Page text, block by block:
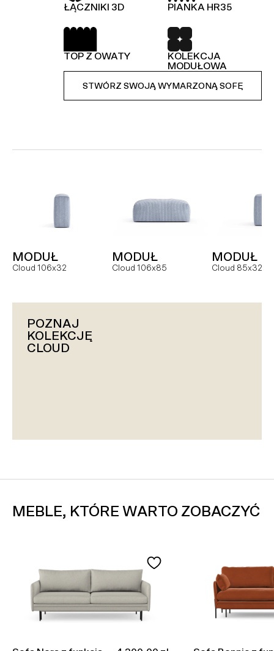
ŁĄCZNIKI 3D PIANKA HR35
TOP Z OWATY
KOLEKCJA
MODUŁOWA
STWÓRZ SWOJĄ WYMARZONĄ SOFĘ
MODUŁ
Cloud 106x32
MODUŁ
Cloud 106x85
MODUŁ
Cloud 85x32
POZNAJ
KOLEKCJĘ
CLOUD
52 TKANINY DO
WYBORU
STWÓRZ SWOJĄ WYMARZONĄ SOFĘ
PIANKA HR35 SPRĘŻYNY FALISTE
KOLEKCJA
MODUŁOWA
STWÓRZ SWOJĄ WYMARZONĄ SOFĘ
FOTEL
Slay
MODUŁ
Slay MC
MODUŁ
Slay ML
MEBLE, KTÓRE WARTO ZOBACZYĆ